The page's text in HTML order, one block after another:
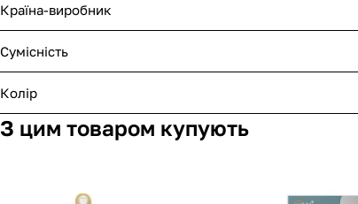
Країна-виробник
Сумісність
Колір
З цим товаром купують